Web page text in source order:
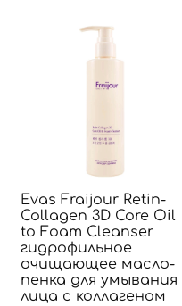
Evas Fraijour Retin-
Collagen 3D Core Oil
to Foam Cleanser
гидрофильное
очищающее масло-
пенка для умывания
лица с коллагеном